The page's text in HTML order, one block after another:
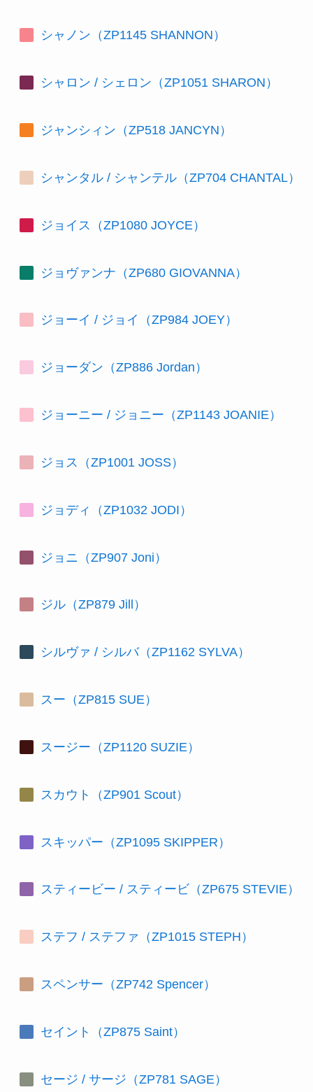
シャノン（ZP1145 SHANNON）
シャロン / シェロン（ZP1051 SHARON）
ジャンシィン（ZP518 JANCYN）
シャンタル / シャンテル（ZP704 CHANTAL）
ジョイス（ZP1080 JOYCE）
ジョヴァンナ（ZP680 GIOVANNA）
ジョーイ / ジョイ（ZP984 JOEY）
ジョーダン（ZP886 Jordan）
ジョーニー / ジョニー（ZP1143 JOANIE）
ジョス（ZP1001 JOSS）
ジョディ（ZP1032 JODI）
ジョニ（ZP907 Joni）
ジル（ZP879 Jill）
シルヴァ / シルバ（ZP1162 SYLVA）
スー（ZP815 SUE）
スージー（ZP1120 SUZIE）
スカウト（ZP901 Scout）
スキッパー（ZP1095 SKIPPER）
スティービー / スティービ（ZP675 STEVIE）
ステフ / ステファ（ZP1015 STEPH）
スペンサー（ZP742 Spencer）
セイント（ZP875 Saint）
セージ / サージ（ZP781 SAGE）